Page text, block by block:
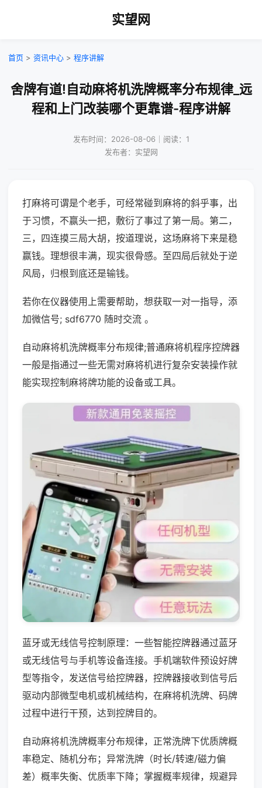
实望网
首页 > 资讯中心 > 程序讲解
舍牌有道!自动麻将机洗牌概率分布规律_远
程和上门改装哪个更靠谱-程序讲解
发布时间：2026-08-06｜阅读：1
发布者：实望网
打麻将可谓是个老手，可经常碰到麻将的斜乎事，出
于习惯，不赢头一把，敷衍了事过了第一局。第二，
三，四连摸三局大胡，按道理说，这场麻将下来是稳
赢钱。理想很丰满，现实很骨感。至四局后就处于逆
风局，归根到底还是输钱。
若你在仪器使用上需要帮助，想获取一对一指导，添
加微信号; sdf6770 随时交流 。
自动麻将机洗牌概率分布规律;普通麻将机程序控牌器
一般是指通过一些无需对麻将机进行复杂安装操作就
能实现控制麻将牌功能的设备或工具。
蓝牙或无线信号控制原理：一些智能控牌器通过蓝牙
或无线信号与手机等设备连接。手机端软件预设好牌
型等指令，发送信号给控牌器，控牌器接收到信号后
驱动内部微型电机或机械结构，在麻将机洗牌、码牌
过程中进行干预，达到控牌目的。
自动麻将机洗牌概率分布规律，正常洗牌下优质牌概
率稳定、随机分布；异常洗牌（时长/转速/磁力偏
差）概率失衡、优质率下降；掌握概率规律，规避异